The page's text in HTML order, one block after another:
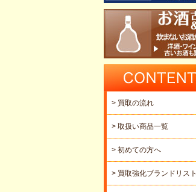
> 買取の流れ
> 取扱い商品一覧
> 初めての方へ
> 買取強化ブランドリスト